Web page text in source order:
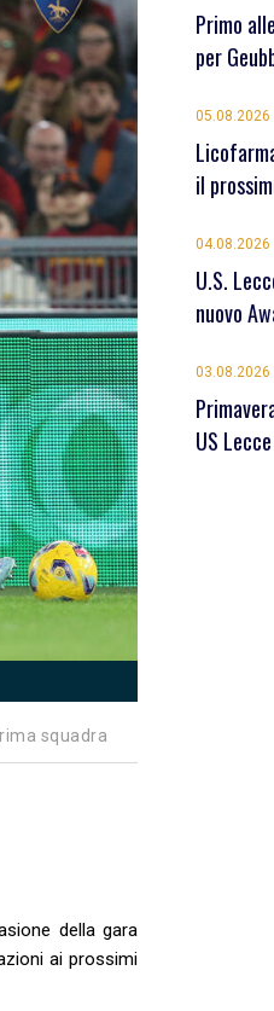
squadra
della gara
ai prossimi
Primo
per
05.08.2026
il
04.08.2026
U.S.
nuovo
03.08.2026
US Lecce